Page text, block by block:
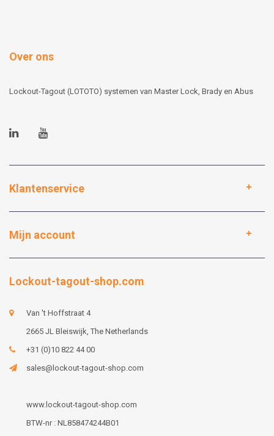
Over ons
Lockout-Tagout (LOTOTO) systemen van Master Lock, Brady en Abus
Klantenservice
Mijn account
Lockout-tagout-shop.com
Van 't Hoffstraat 4
2665 JL Bleiswijk, The Netherlands
+31 (0)10 822 44 00
sales@lockout-tagout-shop.com
www.lockout-tagout-shop.com
BTW-nr : NL858474244B01